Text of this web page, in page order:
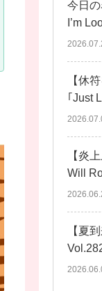
今日
I’m
【休
｢Just
【炎
Will
【夏